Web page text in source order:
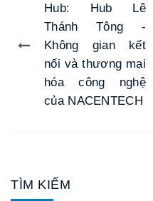
Hub: Hub Lê
Thánh Tông -
Không gian kết
nối và thương mại
hóa công nghệ
của NACENTECH
TÌM KIẾM